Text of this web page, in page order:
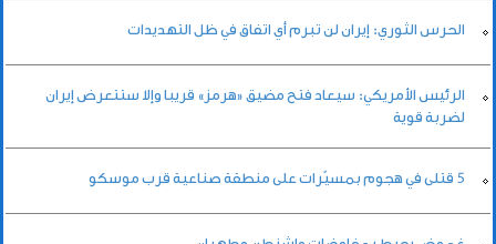
الحرس الثوري: إيران لن تبرم أي اتفاق في ظل التهديدات
الرئيس الأمريكي: سيعاد فتح مضيق «هرمز» قريبا وإلا ستتعرض إيران
لضربة قوية
5 قتلى في هجوم بمسيّرات على منطقة صناعية قرب موسكو